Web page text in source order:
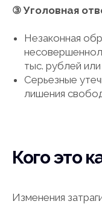
③ Уголовная
Незаконная
тыс. рублей
Серьезные
лишения
Кого это
Изменения